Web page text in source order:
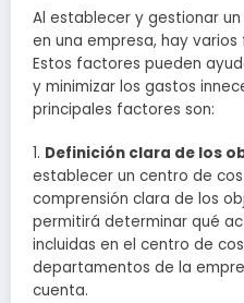
Al establecer y gestionar
en una empresa, hay
Estos factores pueden
y minimizar los gastos
principales factores son:
1. Definición clara de los
establecer un centro de
comprensión clara de los
permitirá determinar qué
incluidas en el centro de
departamentos de la
cuenta.